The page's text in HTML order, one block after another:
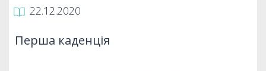
22.12.2020
Перша каденція